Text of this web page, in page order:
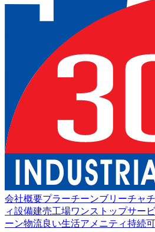
会社概要プラーチーンブリーチャ
ィ設備建売工場ワンストップサー
ーン物流良い生活アメニティ持続